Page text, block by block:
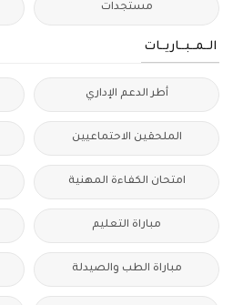
مستجدات
الــمــبــاريــات
أطر الدعم الإداري
الملحقين الاحتماعيين
امتحان الكفاءة المهنية
مباراة التعليم
مباراة الطب والصيدلة